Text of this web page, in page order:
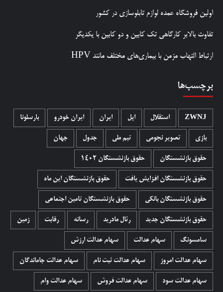
اولین فروشگاه عمده لوازم تابلوسازی در کشور
تفاوت بالابر کارگاهی تک کابین و دو کابین با یکدیگر
ارتباط التهاب مزمن با بیماری‌های مختلف مانند HPV
برچسب‌ها
ZWNJ استقلال اپل ایران ایران خودرو بارسلونا
بازی تصویر نجومی تیم ملی جدول جهان
حقوق بازنشستگان حقوق بازنشستگان 1402
حقوق بازنشستگان افزایش یافت حقوق بازنشستگان این ماه
حقوق بازنشستگان بانکی حقوق بازنشستگان تامین اجتماعی
حقوق بازنشستگان جدید رئال مادرید رسانه رقابت زمین
سامسونگ سهام عدالت سهام عدالت ارزش
سهام عدالت امروز سهام عدالت ثبت نام سهام عدالت جاماندگان
سهام عدالت سود سهام عدالت فروش سهام عدالت وام